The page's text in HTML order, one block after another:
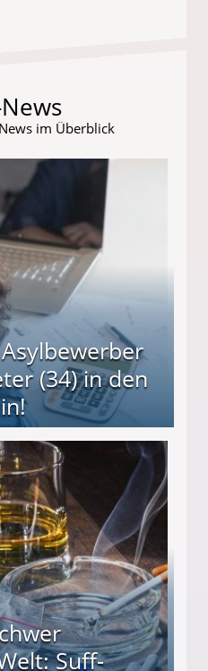
im Überblick
(34) in den
Suff-